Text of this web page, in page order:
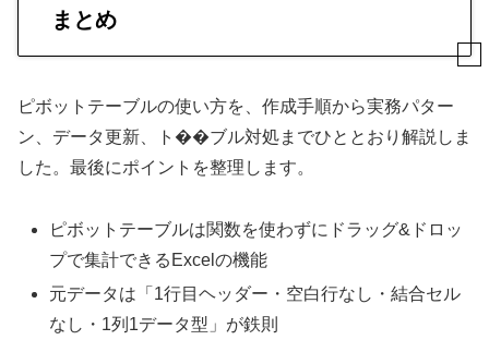
まとめ
ピボットテーブルの使い方を、作成手順から実務パター
ン、データ更新、ト��ブル対処までひととおり解説しま
した。最後にポイントを整理します。
ピボットテーブルは関数を使わずにドラッグ&ドロッ
プで集計できるExcelの機能
元データは「1行目ヘッダー・空白行なし・結合セル
なし・1列1データ型」が鉄則